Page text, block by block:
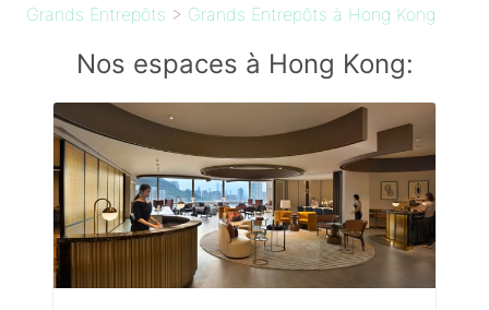
Grands Entrepôts > Grands Entrepôts à Hong Kong
Nos espaces à Hong Kong: